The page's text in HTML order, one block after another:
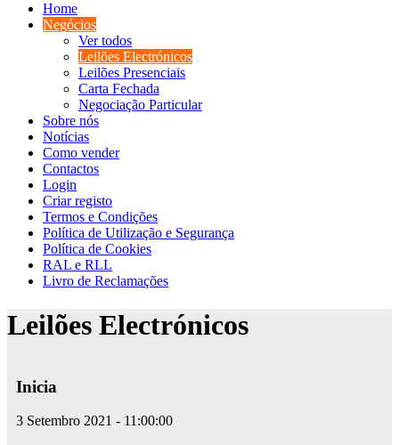
Home
Negócios
Ver todos
Leilões Electrónicos
Leilões Presenciais
Carta Fechada
Negociação Particular
Sobre nós
Notícias
Como vender
Contactos
Login
Criar registo
Termos e Condições
Política de Utilização e Segurança
Política de Cookies
RAL e RLL
Livro de Reclamações
Leilões Electrónicos
Inicia
3 Setembro 2021 - 11:00:00